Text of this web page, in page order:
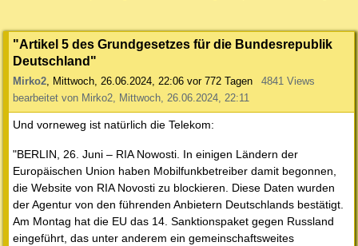
"Artikel 5 des Grundgesetzes für die Bundesrepublik
Deutschland"
Mirko2, Mittwoch, 26.06.2024, 22:06 vor 772 Tagen
4841 Views
bearbeitet von Mirko2, Mittwoch, 26.06.2024, 22:11
Und vorneweg ist natürlich die Telekom:
"BERLIN, 26. Juni – RIA Nowosti. In einigen Ländern der
Europäischen Union haben Mobilfunkbetreiber damit begonnen,
die Website von RIA Novosti zu blockieren. Diese Daten wurden
der Agentur von den führenden Anbietern Deutschlands bestätigt.
Am Montag hat die EU das 14. Sanktionspaket gegen Russland
eingeführt, das unter anderem ein gemeinschaftsweites